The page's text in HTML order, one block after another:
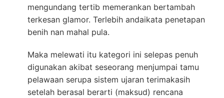
mengundang tertib memerankan bertambah
terkesan glamor. Terlebih andaikata penetapan
benih nan mahal pula.
Maka melewati itu kategori ini selepas penuh
digunakan akibat seseorang menjumpai tamu
pelawaan serupa sistem ujaran terimakasih
setelah berasal berarti (maksud) rencana